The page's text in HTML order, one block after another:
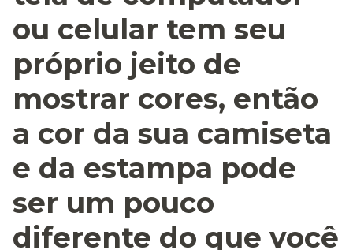
ou celular tem seu
próprio jeito de
mostrar cores, então
a cor da sua camiseta
e da estampa pode
ser um pouco
diferente do que você